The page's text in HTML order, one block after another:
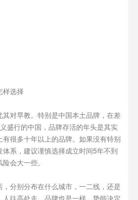
样选择
其对早教。特别是中国本土品牌，在差
盛行的中国，品牌存活的年头是其实
很多十年以上的品牌。如果没有特别
系，建议谨慎选择成立时间5年不到
会大一些。
分别分布在什么城市，一二线，还是
往高处走。品牌也是一样，势能决定